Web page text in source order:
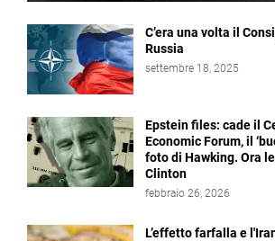
C’era una volta il
Russia
settembre 18, 2025
Epstein files: cade il
Economic Forum, il
foto di Hawking. Ora
Clinton
febbraio 26, 2026
L’effetto farfalla e